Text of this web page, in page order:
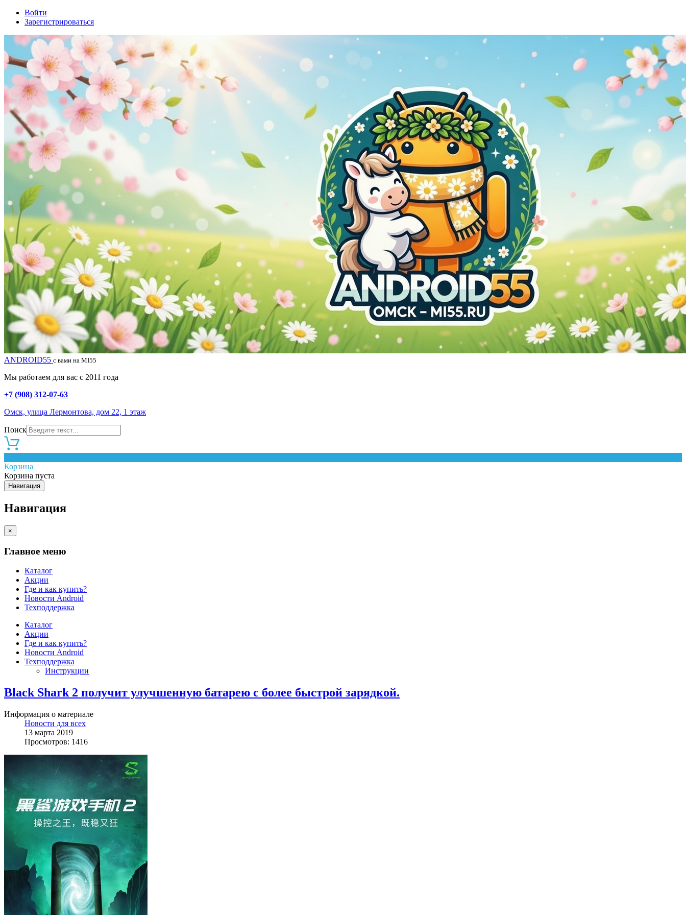
Войти
Зарегистрироваться
ANDROID55 с вами на MI55
Мы работаем для вас с 2011 года
+7 (908) 312-07-63
Омск, улица Лермонтова, дом 22, 1 этаж
Поиск
Корзина
Корзина пуста
Навигация
Навигация
×
Главное меню
Каталог
Акции
Где и как купить?
Новости Android
Техподдержка
Каталог
Акции
Где и как купить?
Новости Android
Техподдержка
Инструкции
Black Shark 2 получит улучшенную батарею с более быстрой зарядкой.
Информация о материале
Новости для всех
13 марта 2019
Просмотров: 1416